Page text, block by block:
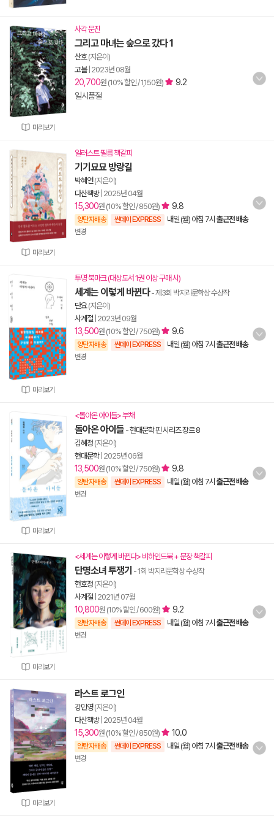
미리보기
사각 문진
그리고 마녀는 숲으로 갔다 1
산호(지은이)
고블| 2023년 08월
20,700원 (10% 할인 / 1,150원)
9.2
일시품절
미리보기
일러스트 필름 책갈피
기기묘묘 방랑길
박혜연(지은이)
다산책방| 2025년 04월
15,300원 (10% 할인 / 850원) 9.8
양탄자배송 썬데이 EXPRESS 내일 (월) 아침 7시 출근전 배송
변경
미리보기
투명 북마크 (대상도서 1권 이상 구매 시)
세계는 이렇게 바뀐다- 제3회 박지리문학상 수상작
단요(지은이)
사계절 2023년 09월
13,500원 (10% 할인 / 750원) 9.6
양탄자배송 썬데이 EXPRESS 내일 (월) 아침 7시 출근전 배송
변경
미리보기
<돌아온 아이들> 부채
돌아온 아이들 -현대문학 핀 시리즈 장르 8
김혜정 (지은이)
현대문학| 2025년 06월
13,500원 (10% 할인 / 750원) 9.8
양탄자배송 썬데이 EXPRESS 내일 (월) 아침 7시 출근전 배송
변경
미리보기
<세계는 이렇게 바뀐다> 비하인드북 + 문장 책갈피
단명소녀 투쟁기 - 1회 박지리문학상 수상작
현호정 (지은이)
사계절 2021년 07월
10,800원 (10% 할인 / 600원) 9.2
양탄자배송 썬데이 EXPRESS 내일 (월) 아침 7시 출근전 배송
변경
미리보기
라스트 로그인
강민영(지은이)
다산책방| 2025년 04월
15,300원 (10% 할인 / 850원) 10.0
양탄자배송 썬데이 EXPRESS 내일 (월) 아침 7시 출근전 배송
변경